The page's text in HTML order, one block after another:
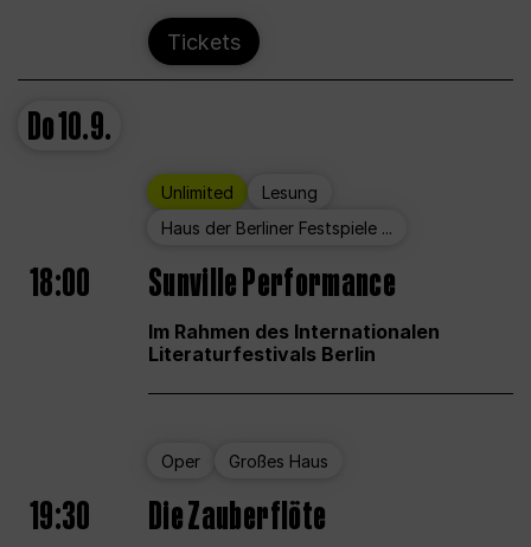
Tickets
Do10.9.
Unlimited
Lesung
Haus der Berliner Festspiele ...
18:00 Sunville Performance
Im Rahmen des Internationalen
Literaturfestivals Berlin
Oper Großes Haus
19:30 Die Zauberflöte